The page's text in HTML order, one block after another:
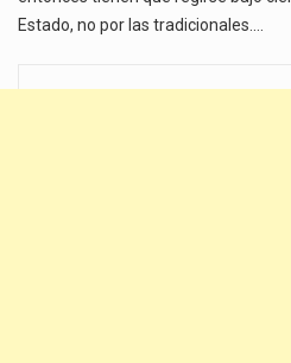
Estado, no por las tradicionales.…